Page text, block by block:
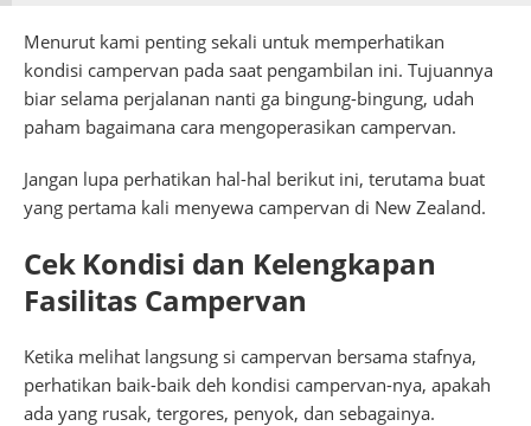
Menurut kami penting sekali untuk memperhatikan
kondisi campervan pada saat pengambilan ini. Tujuannya
biar selama perjalanan nanti ga bingung-bingung, udah
paham bagaimana cara mengoperasikan campervan.
Jangan lupa perhatikan hal-hal berikut ini, terutama buat
yang pertama kali menyewa campervan di New Zealand.
Cek Kondisi dan Kelengkapan
Fasilitas Campervan
Ketika melihat langsung si campervan bersama stafnya,
perhatikan baik-baik deh kondisi campervan-nya, apakah
ada yang rusak, tergores, penyok, dan sebagainya.